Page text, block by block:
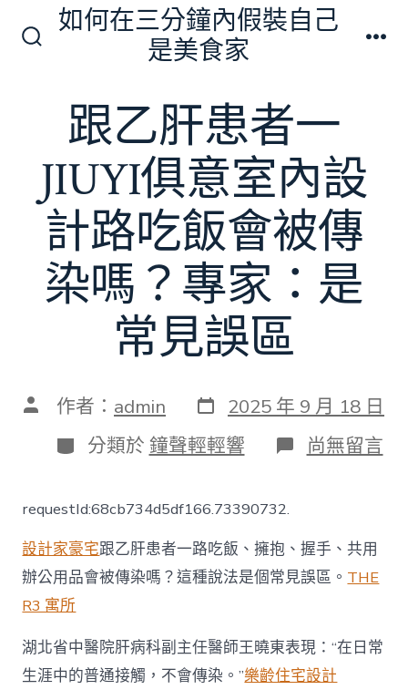
如何在三分鐘內假裝自己
是美食家
跟乙肝患者一
JIUYI俱意室內設
計路吃飯會被傳
染嗎？專家：是
常見誤區
文 作者： admin 發
表
日
期
2025 年 9 月 18 日
分
類
分類於 鐘聲輕輕響 在
〈跟
者
一
JIUYI
俱
內
設
計
尚無留言
requestId:68cb734d5df166.73390732.
設計家豪宅跟乙肝患者一路吃飯、擁抱、握手、共用
辦公用品會被傳染嗎？這種說法是個常見誤區。 THE
R3 寓所
湖北省中醫院肝病科副主任醫師王曉東表現：“在日常
生涯中的普通接觸，不會傳染。”樂齡住宅設計